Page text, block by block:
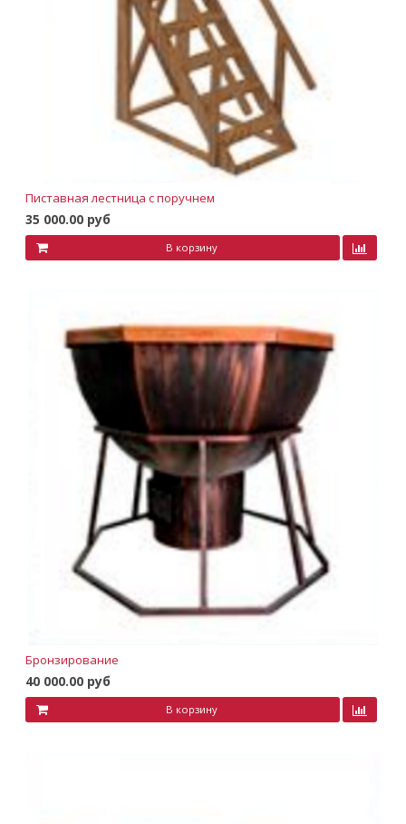
Пиставная лестница с поручнем
35 000.00 руб
В корзину
Бронзирование
40 000.00 руб
В корзину